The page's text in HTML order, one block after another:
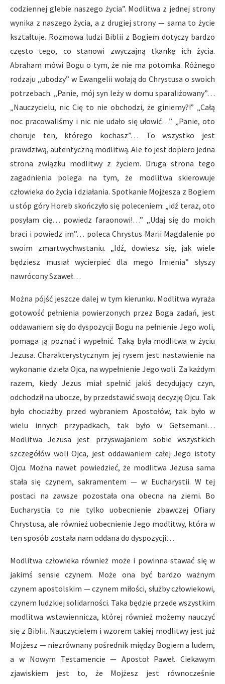
codziennej glebie naszego życia”. Modlitwa z jednej strony
wynika z naszego życia, a z drugiej strony — sama to życie
kształtuje. Rozmowa ludzi Biblii z Bogiem dotyczy bardzo
często tego, co stanowi zwyczajną tkankę ich życia.
Abraham mówi Bogu o tym, że nie ma potomka. Różnego
rodzaju „ubodzy” w Ewangelii wołają do Chrystusa o swoich
potrzebach. „Panie, mój syn leży w domu sparaliżowany”…
„Nauczycielu, nic Cię to nie obchodzi, że giniemy?!” „Całą
noc pracowaliśmy i nic nie udało się ułowić…” „Panie, oto
choruje ten, którego kochasz”… To wszystko jest
prawdziwą, autentyczną modlitwą. Ale to jest dopiero jedna
strona związku modlitwy z życiem. Druga strona tego
zagadnienia polega na tym, że modlitwa skierowuje
człowieka do życia i działania. Spotkanie Mojżesza z Bogiem
u stóp góry Horeb skończyło się poleceniem: „idź teraz, oto
posyłam cię… powiedz faraonowi!…” „Udaj się do moich
braci i powiedz im”… poleca Chrystus Marii Magdalenie po
swoim zmartwychwstaniu. „Idź, dowiesz się, jak wiele
będziesz musiał wycierpieć dla mego Imienia” słyszy
nawrócony Szaweł…
Można pójść jeszcze dalej w tym kierunku. Modlitwa wyraża
gotowość pełnienia powierzonych przez Boga zadań, jest
oddawaniem się do dyspozycji Bogu na pełnienie Jego woli,
pomaga ją poznać i wypełnić. Taką była modlitwa w życiu
Jezusa. Charakterystycznym jej rysem jest nastawienie na
wykonanie dzieła Ojca, na wypełnienie Jego woli. Za każdym
razem, kiedy Jezus miał spełnić jakiś decydujący czyn,
odchodził na ubocze, by przedstawić swoją decyzję Ojcu. Tak
było chociażby przed wybraniem Apostołów, tak było w
wielu innych przypadkach, tak było w Getsemani…
Modlitwa Jezusa jest przyswajaniem sobie wszystkich
szczegółów woli Ojca, jest oddawaniem całej Jego istoty
Ojcu. Można nawet powiedzieć, że modlitwa Jezusa sama
stała się czynem, sakramentem — w Eucharystii. W tej
postaci na zawsze pozostała ona obecna na ziemi. Bo
Eucharystia to nie tylko uobecnienie zbawczej Ofiary
Chrystusa, ale również uobecnienie Jego modlitwy, która w
ten sposób została nam oddana do dyspozycji…
Modlitwa człowieka również może i powinna stawać się w
jakimś sensie czynem. Może ona być bardzo ważnym
czynem apostolskim — czynem miłości, służby człowiekowi,
czynem ludzkiej solidarności. Taka będzie przede wszystkim
modlitwa wstawiennicza, której również możemy nauczyć
się z Biblii. Nauczycielem i wzorem takiej modlitwy jest już
Mojżesz — niezrównany pośrednik między Bogiem a ludem,
a w Nowym Testamencie — Apostoł Paweł. Ciekawym
zjawiskiem jest to, że Mojżesz jest równocześnie